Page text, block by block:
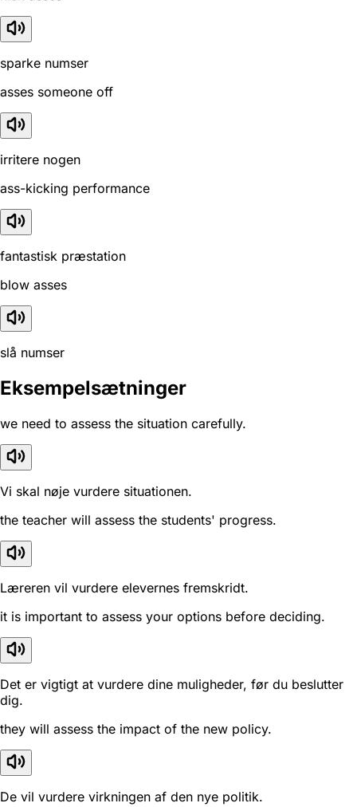
sparke numser
asses someone off
irritere nogen
ass-kicking performance
fantastisk præstation
blow asses
slå numser
Eksempelsætninger
we need to assess the situation carefully.
Vi skal nøje vurdere situationen.
the teacher will assess the students' progress.
Læreren vil vurdere elevernes fremskridt.
it is important to assess your options before deciding.
Det er vigtigt at vurdere dine muligheder, før du beslutter
dig.
they will assess the impact of the new policy.
De vil vurdere virkningen af den nye politik.